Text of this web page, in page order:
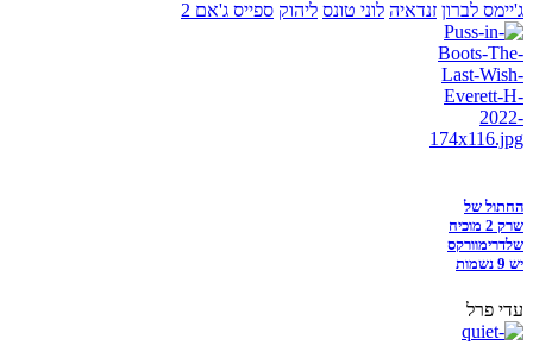
ג'יימס לברון זנדאיה לוני טונס ליהוק ספייס ג'אם 2
החתול של
שרק 2 מוכיח
שלדרימוורקס
יש 9 נשמות
עדי פרל